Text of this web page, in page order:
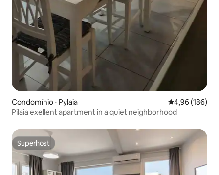
Condomínio ⋅ Pylaia 4,96 de uma
4,96 (186)
Pilaia exellent apartment in a quiet neighborhood
Superhost
Superhost